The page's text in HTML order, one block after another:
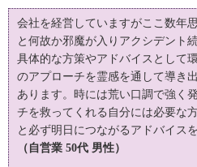
会社を経営していますがここ数年
と何故か邪魔が入りアクシデント
具体的な方策やアドバイスとして
のアプローチを霊感を通して導き
あります。時には荒い口調で強く
チを救ってくれる自分には必要な
と必ず明日につながるアドバイス
（自営業 50代 男性）